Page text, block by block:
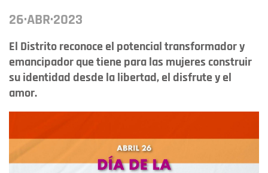
26·ABR·2023
El Distrito reconoce el potencial transformador y
emancipador que tiene para las mujeres construir
su identidad desde la libertad, el disfrute y el
amor.